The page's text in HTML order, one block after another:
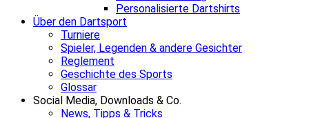
Personalisierte Dartshirts
Über den Dartsport
Turniere
Spieler, Legenden & andere Gesichter
Reglement
Geschichte des Sports
Glossar
Social Media, Downloads & Co.
News, Tipps & Tricks